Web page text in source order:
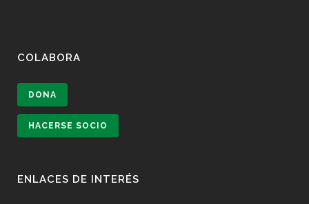
COLABORA
DONA
HACERSE SOCIO
ENLACES DE INTERÉS